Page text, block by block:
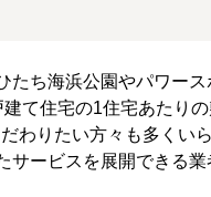
ち海浜公園やパワース
て住宅の1住宅あたり
わりたい方々も多くい
ービスを展開できる業